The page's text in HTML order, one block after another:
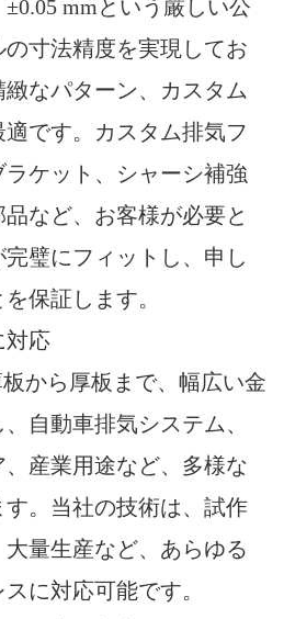
mmという厳しい公
寸法精度を実現してお
なパターン、カスタム
です。カスタム排気フ
ケット、シャーシ補強
など、お客様が必要と
璧にフィットし、申し
保証します。
対応
から厚板まで、幅広い金
自動車排気システム、
産業用途など、多様な
。当社の技術は、試作
量生産など、あらゆる
に対応可能です。